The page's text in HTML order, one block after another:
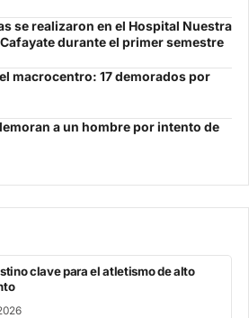
se realizaron en el Hospital Nuestra
durante el primer semestre
macrocentro: 17 demorados por
a un hombre por intento de
clave para el atletismo de alto